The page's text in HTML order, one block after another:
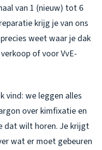
van 1 (nieuw) tot 6
krijg je van ons
weet waar je dak
of voor VvE-
vind: we leggen alles
over kimfixatie en
dat wilt horen. Je krijgt
wat er moet gebeuren